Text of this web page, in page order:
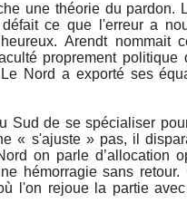
une théorie du pardon.
ce que l'erreur a
Arendt
proprement politique
Nord a exporté ses
Sud de se spécialiser
« s'ajuste » pas, il
on parle d’allocation
hémorragie sans
l'on rejoue la partie